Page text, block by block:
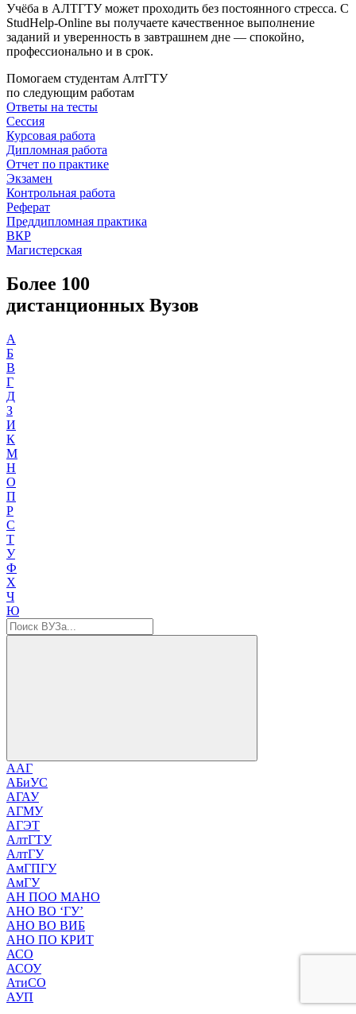
Учёба в АЛТГТУ может проходить без постоянного стресса. С
StudHelp-Online вы получаете качественное выполнение
заданий и уверенность в завтрашнем дне — спокойно,
профессионально и в срок.
Помогаем студентам АлтГТУ
по следующим работам
Ответы на тесты
Сессия
Курсовая работа
Дипломная работа
Отчет по практике
Экзамен
Контрольная работа
Реферат
Преддипломная практика
ВКР
Магистерская
Более 100
дистанционных Вузов
А
Б
В
Г
Д
З
И
К
М
Н
О
П
Р
С
Т
У
Ф
Х
Ч
Ю
ААГ
АБиУС
АГАУ
АГМУ
АГЭТ
АлтГТУ
АлтГУ
АмГПГУ
АмГУ
АН ПОО МАНО
АНО ВО ‘ГУ’
АНО ВО ВИБ
АНО ПО КРИТ
АСО
АСОУ
АтиСО
АУП